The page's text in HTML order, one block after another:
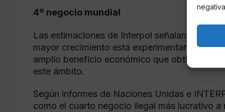
4º negocio mundial
Las estimaciones de Interpol señalan al
mayor crecimiento está experimentando a
amplio beneficio económico que obtienen las
este ámbito.
Según informes de Naciones Unidas e
como el cuarto negocio ilegal más lucrativo